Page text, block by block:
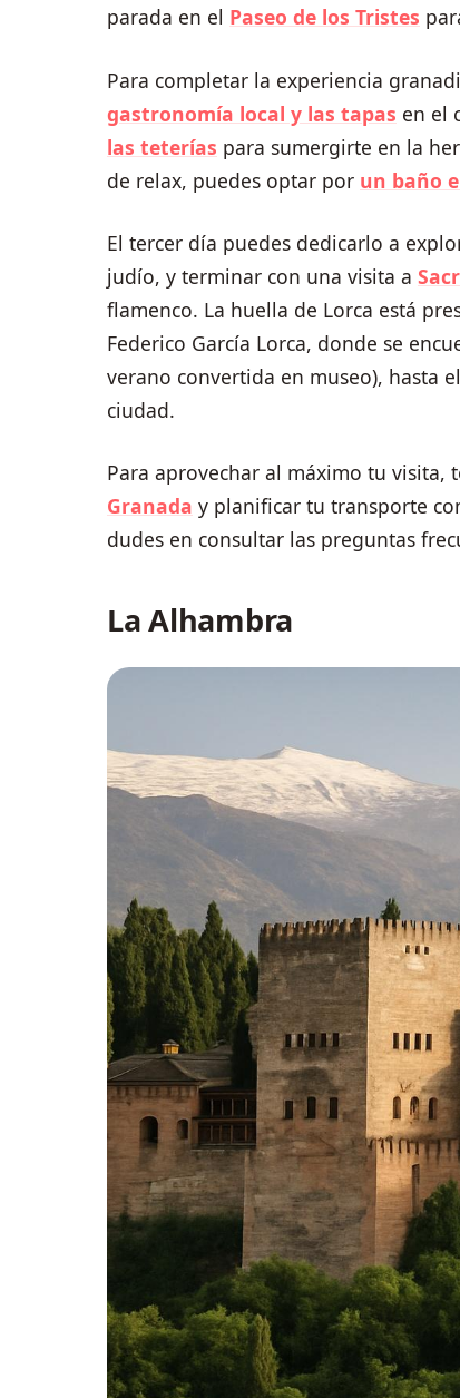
parada en el Paseo de los Tristes
Para completar la experiencia
gastronomía local y las tapas en el
las teterías para sumergirte en la
de relax, puedes optar por un baño
El tercer día puedes dedicarlo a
judío, y terminar con una visita a
flamenco. La huella de Lorca está
Federico García Lorca, donde se
verano convertida en museo), hasta
ciudad.
Para aprovechar al máximo tu visita,
Granada y planificar tu transporte
dudes en consultar las preguntas
La Alhambra